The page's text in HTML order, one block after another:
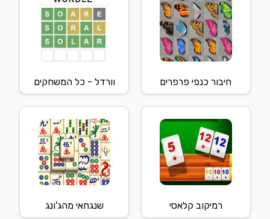
חיבור כנפי פרפרים וורדל - כל המשחקים
רמיקוב קלאסי שנגחאי מהג'ונג